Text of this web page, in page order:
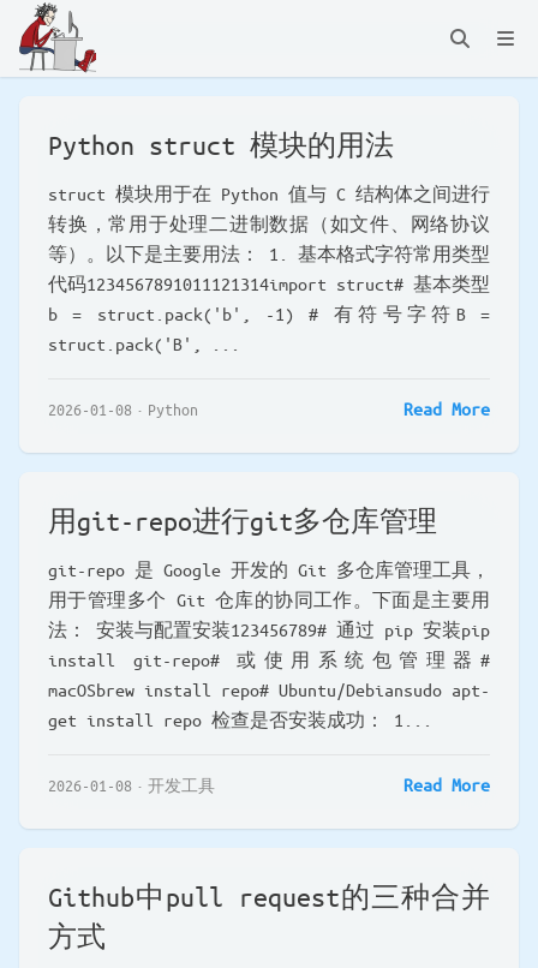
Python struct 模块的用法
struct 模块用于在 Python 值与 C 结构体之间进行
转换，常用于处理二进制数据（如文件、网络协议
等）。以下是主要用法： 1. 基本格式字符常用类型
代码1234567891011121314import struct# 基本类型
b = struct.pack('b', -1) # 有符号字符B =
struct.pack('B', ...
2026-01-08 Python Read More
用git-repo进行git多仓库管理
git-repo 是 Google 开发的 Git 多仓库管理工具，
用于管理多个 Git 仓库的协同工作。下面是主要用
法： 安装与配置安装123456789# 通过 pip 安装pip
install git-repo# 或使用系统包管理器#
macOSbrew install repo# Ubuntu/Debiansudo apt-
get install repo 检查是否安装成功： 1...
2026-01-08 开发工具 Read More
Github中pull request的三种合并
方式